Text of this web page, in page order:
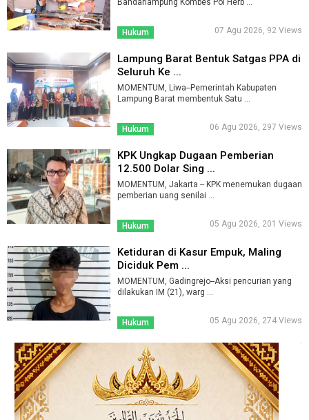
Bandarlampung Kombes Pol Herb ...
Hukum 07 Agu 2026, 92 Views
Lampung Barat Bentuk Satgas PPA di
Seluruh Ke ...
MOMENTUM, Liwa--Pemerintah Kabupaten
Lampung Barat membentuk Satu ...
Hukum 06 Agu 2026, 297 Views
KPK Ungkap Dugaan Pemberian
12.500 Dolar Sing ...
MOMENTUM, Jakarta -- KPK menemukan dugaan
pemberian uang senilai ...
Hukum 05 Agu 2026, 201 Views
Ketiduran di Kasur Empuk, Maling
Diciduk Pem ...
MOMENTUM, Gadingrejo--Aksi pencurian yang
dilakukan IM (21), warg ...
Hukum 05 Agu 2026, 274 Views